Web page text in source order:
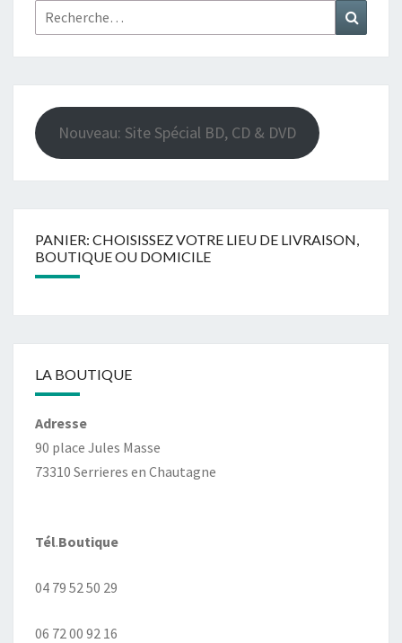
Rechercher :
Nouveau: Site Spécial BD, CD & DVD
PANIER: CHOISISSEZ VOTRE LIEU DE LIVRAISON,
BOUTIQUE OU DOMICILE
LA BOUTIQUE
Adresse
90 place Jules Masse
73310 Serrieres en Chautagne
Tél.Boutique
04 79 52 50 29
06 72 00 92 16